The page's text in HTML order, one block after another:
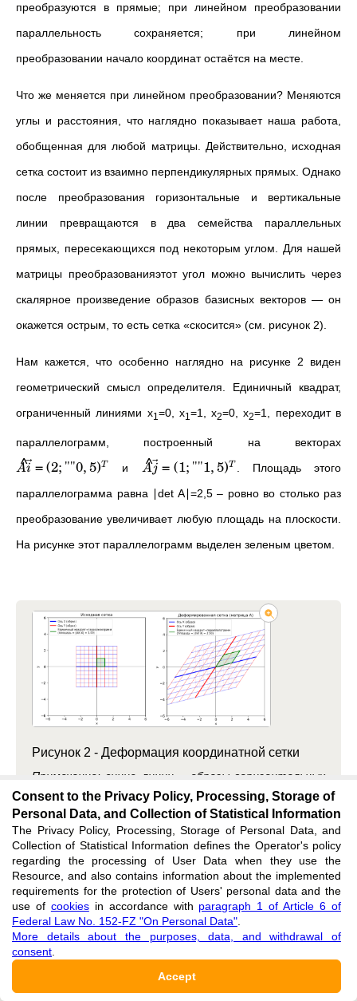
преобразуются в прямые; при линейном преобразовании
параллельность сохраняется; при линейном
преобразовании начало координат остаётся на месте.
Что же меняется при линейном преобразовании? Меняются
углы и расстояния, что наглядно показывает наша работа,
обобщенная для любой матрицы. Действительно, исходная
сетка состоит из взаимно перпендикулярных прямых. Однако
после преобразования горизонтальные и вертикальные
линии превращаются в два семейства параллельных
прямых, пересекающихся под некоторым углом. Для нашей
матрицы преобразованияэтот угол можно вычислить через
скалярное произведение образов базисных векторов — он
окажется острым, то есть сетка «скосится» (см. рисунок 2).
Нам кажется, что особенно наглядно на рисунке 2 виден
геометрический смысл определителя. Единичный квадрат,
ограниченный линиями x1 =0, x1 =1, x2=0, x2=1, переходит в
параллелограмм, построенный на векторах
A
^i =(2; ""0,5)T и A
^j = (1; ""1,5)T . Площадь этого
параллелограмма равна ∣det⁡ A∣=2,5 – ровно во столько раз
преобразование увеличивает любую площадь на плоскости.
На рисунке этот параллелограмм выделен зеленым цветом.
Рисунок 2 - Деформация координатной сетки
Примечание: синие линии – образы горизонтальных
прямых, красные — образы вертикальных; зелёным
выделен образ единичного квадрата –
параллелограмм
DOI: 10.60797/IRJ.2026.168.23.2
Display full size Download image
3.3. Модель 3: собственные векторы как инвариантные
Consent to the Privacy Policy, Processing, Storage of
Personal Data, and Collection of Statistical Information
The Privacy Policy, Processing, Storage of Personal Data, and
Collection of Statistical Information defines the Operator's policy
regarding the processing of User Data when they use the
Resource, and also contains information about the implemented
requirements for the protection of Users' personal data and the
use of cookiesin accordance with paragraph 1 of Article 6 of
Federal Law No. 152-FZ "On Personal Data"
More details about the purposes, data, and withdrawal of
consent
Accept